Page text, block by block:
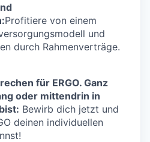
Profitiere von einem
und
durch Rahmenverträge.
für ERGO. Ganz
oder mittendrin in
Bewirb dich jetzt und
deinen individuellen